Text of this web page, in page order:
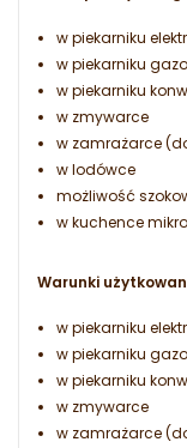
w piekarniku
w piekarniku
w piekarniku
w zmywarce
w zamrażarce
w lodówce
możliwość
w kuchence
Warunki
w piekarniku
w piekarniku
w piekarniku
w zmywarce
w zamrażarce